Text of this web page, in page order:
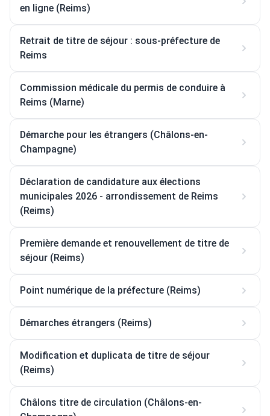
en ligne (Reims)
Retrait de titre de séjour : sous-préfecture de
Reims
Commission médicale du permis de conduire à
Reims (Marne)
Démarche pour les étrangers (Châlons-en-
Champagne)
Déclaration de candidature aux élections
municipales 2026 - arrondissement de Reims
(Reims)
Première demande et renouvellement de titre de
séjour (Reims)
Point numérique de la préfecture (Reims)
Démarches étrangers (Reims)
Modification et duplicata de titre de séjour
(Reims)
Châlons titre de circulation (Châlons-en-